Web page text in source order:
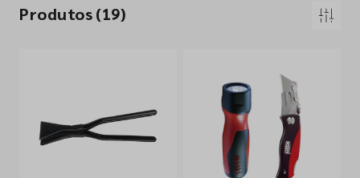
Pedidos de cotação
Produtos(19)